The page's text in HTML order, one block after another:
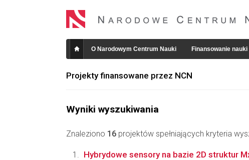
O Narodowym Centrum Nauki Finansowanie nauki
Projekty finansowane przez NCN
Wyniki wyszukiwania
Znaleziono 16 projektów spełniających kryteria
Hybrydowe sensory na bazie 2D struktur